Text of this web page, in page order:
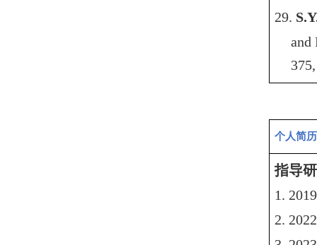
29.
and
个人简历
指导
1. 20
2. 202